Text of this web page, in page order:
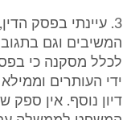
3. עיינתי בפסק
המשיבים וגם
לכלל מסקנה כי
ידי העותרים
דיון נוסף. אין ספק